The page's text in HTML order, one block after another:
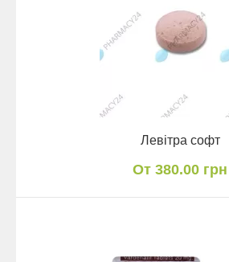
Левітра софт
От 380.00 грн